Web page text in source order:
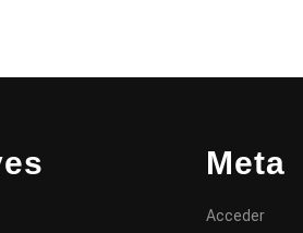
Meta
Acceder